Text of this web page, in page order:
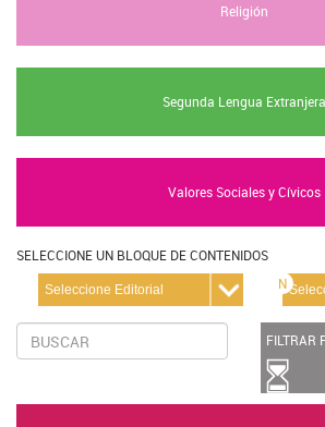
Religión
Segunda Lengua Extranjera
Valores Sociales y Cívicos
SELECCIONE UN BLOQUE DE CONTENIDOS
N
FILTRAR